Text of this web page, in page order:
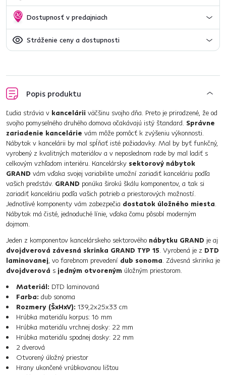
Dostupnosť v predajniach
Stráženie ceny a dostupnosti
Popis produktu
Ľudia strávia v kancelárii väčšinu svojho dňa. Preto je prirodzené, že od
svojho pomyselného druhého domova očakávajú istý štandard. Správne
zariadenie kancelárie vám môže pomôcť k zvýšeniu výkonnosti.
Nábytok v kancelárii by mal spĺňať isté požiadavky. Mal by byť funkčný,
vyrobený z kvalitných materiálov a v neposlednom rade by mal ladiť s
celkovým vzhľadom interiéru. Kancelársky sektorový nábytok
GRAND vám vďaka svojej variabilite umožní zariadiť kanceláriu podľa
vašich predstáv. GRAND ponúka širokú škálu komponentov, a tak si
zariadiť kanceláriu podľa vašich potrieb a priestorových možností.
Jednotlivé komponenty vám zabezpečia dostatok úložného miesta.
Nábytok má čisté, jednoduché línie, vďaka čomu pôsobí moderným
dojmom.
Jeden z komponentov kancelárskeho sektorového nábytku GRAND je aj
dvojdverová závesná skrinka GRAND TYP 15. Vyrobená je z DTD
laminovanej, vo farebnom prevedení dub sonoma. Závesná skrinka je
dvojdverová s jedným otvoreným úložným priestorom.
Materiál: DTD laminovaná
Farba: dub sonoma
Rozmery (ŠxHxV): 139,2x25x33 cm
Hrúbka materiálu korpus: 16 mm
Hrúbka materiálu vrchnej dosky: 22 mm
Hrúbka materiálu spodnej dosky: 22 mm
2 dverová
Otvorený úložný priestor
Hrany ukončené vrúbkovanou lištou